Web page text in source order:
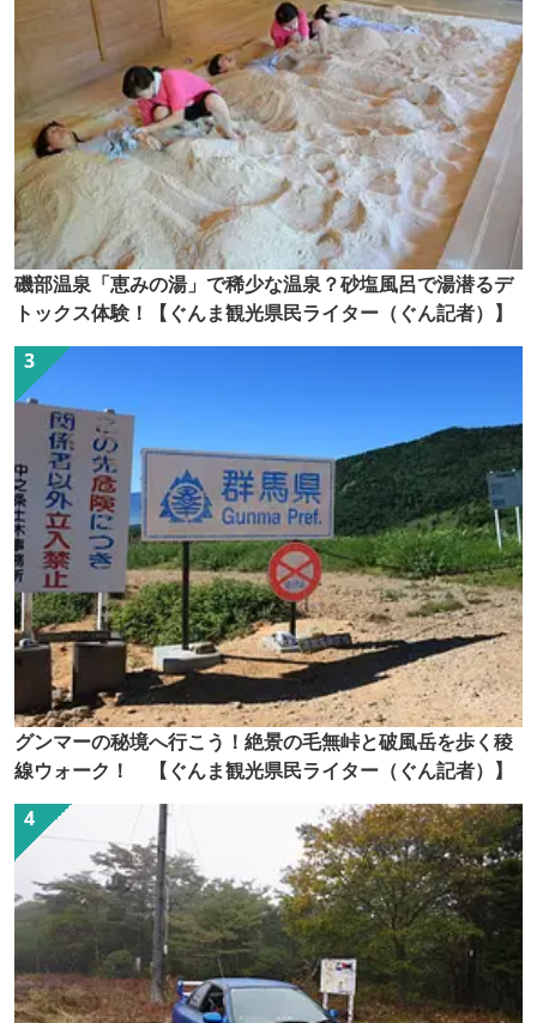
磯部温泉「恵みの湯」で稀少な温泉？砂塩風呂で湯潜るデ
トックス体験！【ぐんま観光県民ライター（ぐん記者）】
グンマーの秘境へ行こう！絶景の毛無峠と破風岳を歩く稜
線ウォーク！ 【ぐんま観光県民ライター（ぐん記者）】